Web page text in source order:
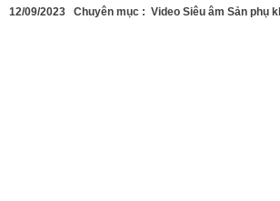
12/09/2023 Chuyên mục : Video Siêu âm Sản phụ